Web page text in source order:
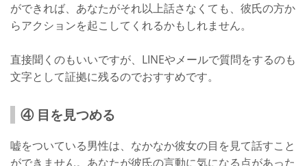
ができれば、あなたがそれ以上話さなくても、彼氏の方か
らアクションを起こしてくれるかもしれません。
直接聞くのもいいですが、LINEやメールで質問をするのも
文字として証拠に残るのでおすすめです。
④ 目を見つめる
嘘をついている男性は、なかなか彼女の目を見て話すこと
ができません。あなたが彼氏の言動に気になる点があった